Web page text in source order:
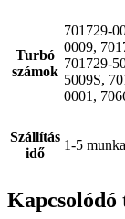
Turbó
számok
701729-
0009,
701729-
5009S,
0001,
Szállítás
idő
1-5
Kapcsolódó